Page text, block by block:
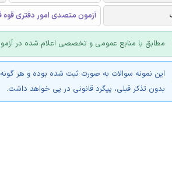
آزمون متصدی امور دفتری قوه
مطابق با منابع عمومی و تخصصی اعلام شده در آزمون
این نمونه سوالات به صورت ثبت شده بوده و هر گونه
بدون تذکر قبلی، پیگرد قانونی در پی خواهد داشت.